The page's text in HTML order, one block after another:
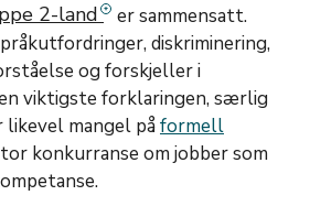
2-land
er sammensatt.
diskriminering,
og forskjeller i
viktigste forklaringen, særlig
mangel påformell
konkurranse om jobber som